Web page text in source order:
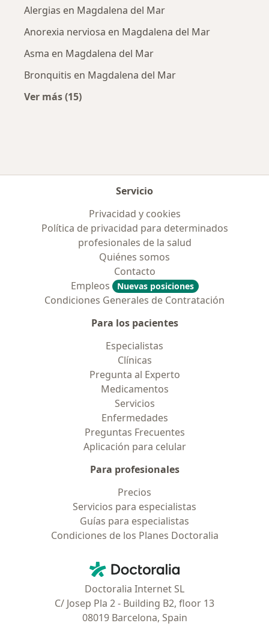
Alergias en Magdalena del Mar
Anorexia nerviosa en Magdalena del Mar
Asma en Magdalena del Mar
Bronquitis en Magdalena del Mar
Ver más (15)
Servicio
Privacidad y cookies
Política de privacidad para determinados
profesionales de la salud
Quiénes somos
Contacto
Empleos
Nuevas posiciones
Condiciones Generales de Contratación
Para los pacientes
Especialistas
Clínicas
Pregunta al Experto
Medicamentos
Servicios
Enfermedades
Preguntas Frecuentes
Aplicación para celular
Para profesionales
Precios
Servicios para especialistas
Guías para especialistas
Condiciones de los Planes Doctoralia
Doctoralia - Página de inicio
Doctoralia Internet SL
C/ Josep Pla 2 - Building B2, floor 13
08019 Barcelona, Spain